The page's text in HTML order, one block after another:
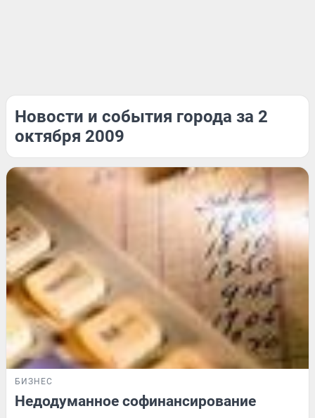
Новости и события города за 2
октября 2009
БИЗНЕС
Недодуманное софинансирование